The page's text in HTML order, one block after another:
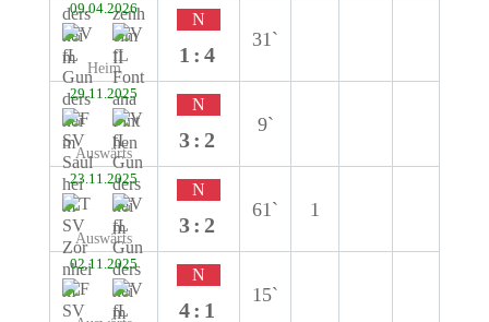
09.04.2026
Heim
N
1:4
31`
29.11.2025
Auswärts
N
3:2
9`
23.11.2025
Auswärts
N
3:2
61` 1
02.11.2025
N
4:1
15`